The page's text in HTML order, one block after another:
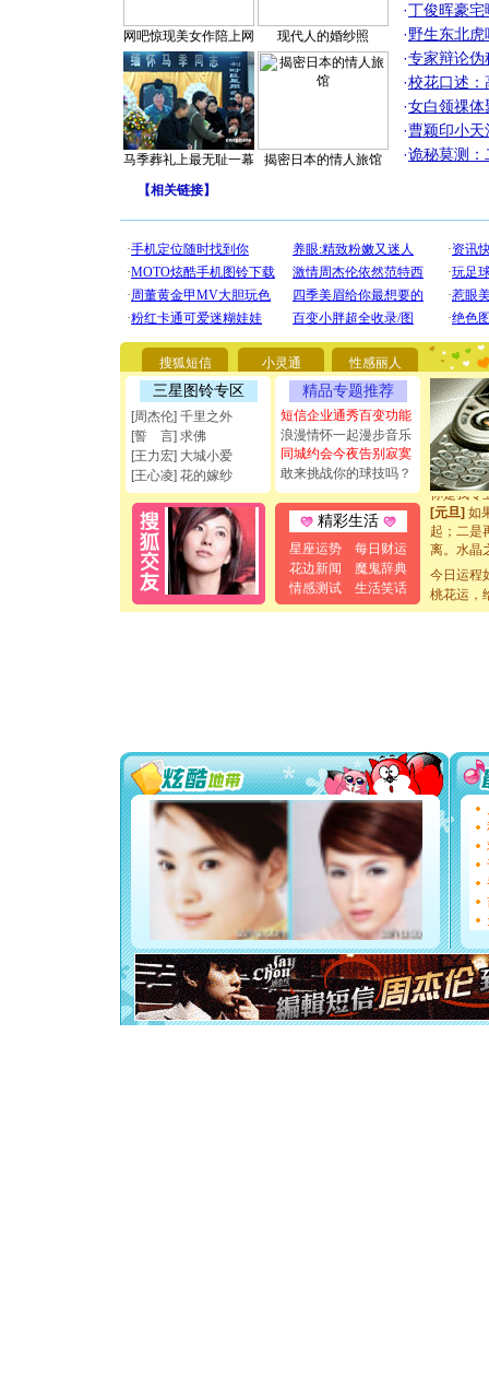
网吧惊现美女作陪上网 现代人的婚纱照
马季葬礼上最无耻一幕 揭密日本的情人旅馆
·丁俊晖豪
·野生东北
·专家辩论伪
·校花口述：
·女白领祼体
·曹颖印小天
·诡秘莫测：
【相关链接】
搜狐短信 小灵通 性感丽人
三星图铃专区
[周杰伦] 千里之外
[誓 言] 求佛
[王力宏] 大城小爱
[王心凌] 花的嫁纱
精品专题推荐
短信企业通秀百变功能
浪漫情怀一起漫步音乐
同城约会今夜告别寂寞
敢来挑战你的球技吗？
精彩生活
星座运势
每日财运
花边新闻
魔鬼辞典
情感测试
生活笑话
[圣诞节]
你太多
[圣诞节]
能正大光
都要快乐
[圣诞节]
如意,快
[元旦]看
断电。爱
你是我专
[元旦]如
起；二是
离。水晶
[元旦] 当
泣，这痛
卖了。水
[春节]风
要平安！
[圣诞节]
能正大
都要快乐
[圣诞节]
如意,快
[元旦]
看
断电。
你是我
[元旦] 如
起；二是
离。水晶
[元旦]当
泣，这痛
卖了。水
今日运程
桃花运，